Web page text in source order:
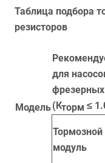
Таблица подбора
резисторов
Модель
для
(Кторм ≤
Тормозной
модуль